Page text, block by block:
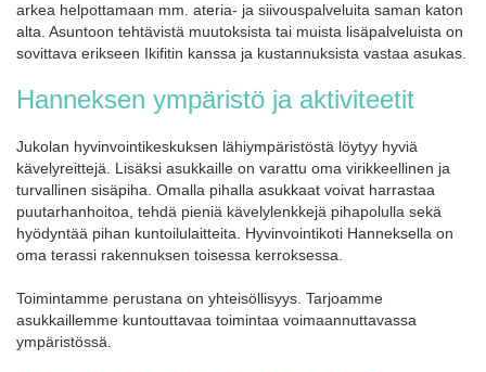
arkea helpottamaan mm. ateria- ja siivouspalveluita saman katon
alta. Asuntoon tehtävistä muutoksista tai muista lisäpalveluista on
sovittava erikseen Ikifitin kanssa ja kustannuksista vastaa asukas.
Hanneksen ympäristö ja aktiviteetit
Jukolan hyvinvointikeskuksen lähiympäristöstä löytyy hyviä
kävelyreittejä. Lisäksi asukkaille on varattu oma virikkeellinen ja
turvallinen sisäpiha. Omalla pihalla asukkaat voivat harrastaa
puutarhanhoitoa, tehdä pieniä kävelylenkkejä pihapolulla sekä
hyödyntää pihan kuntoilulaitteita. Hyvinvointikoti Hanneksella on
oma terassi rakennuksen toisessa kerroksessa.
Toimintamme perustana on yhteisöllisyys. Tarjoamme
asukkaillemme kuntouttavaa toimintaa voimaannuttavassa
ympäristössä.